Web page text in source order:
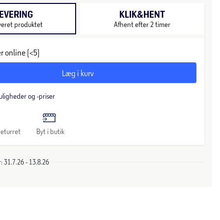
produktet
KLIK&HENT
Afhent efter 2 timer
online (<5)
Læg i kurv
og -priser
Byt i butik
- 13.8.26